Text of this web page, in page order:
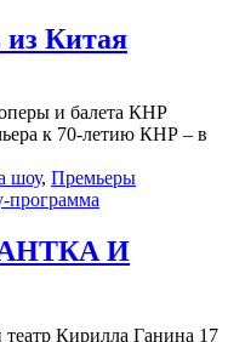
Китая
и балета КНР
к 70-летию КНР – в
шоу, Премьеры
И
Кирилла Ганина 17